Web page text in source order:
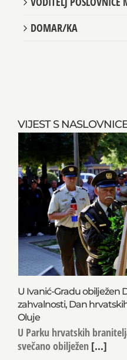
VIJEST S
U Ivanić-Gradu obilježen
zahvalnosti, Dan
Oluje
U Parku hrvatskih
svečano obilježen [...]
DOMAR/KA